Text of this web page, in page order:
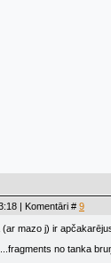
| Komentāri # 9
mazo j) ir
no tanka